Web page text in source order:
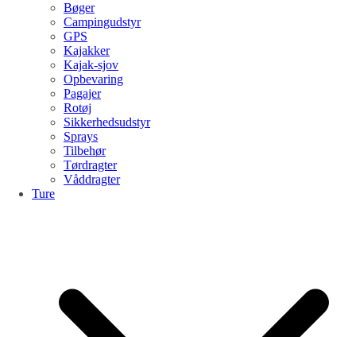
Bøger
Campingudstyr
GPS
Kajakker
Kajak-sjov
Opbevaring
Pagajer
Rotøj
Sikkerhedsudstyr
Sprays
Tilbehør
Tørdragter
Våddragter
Ture